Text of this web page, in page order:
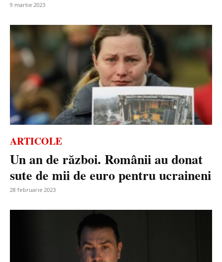
9 martie 2023
ARTICOLE
Un an de război. Românii au donat
sute de mii de euro pentru ucraineni
28 februarie 2023